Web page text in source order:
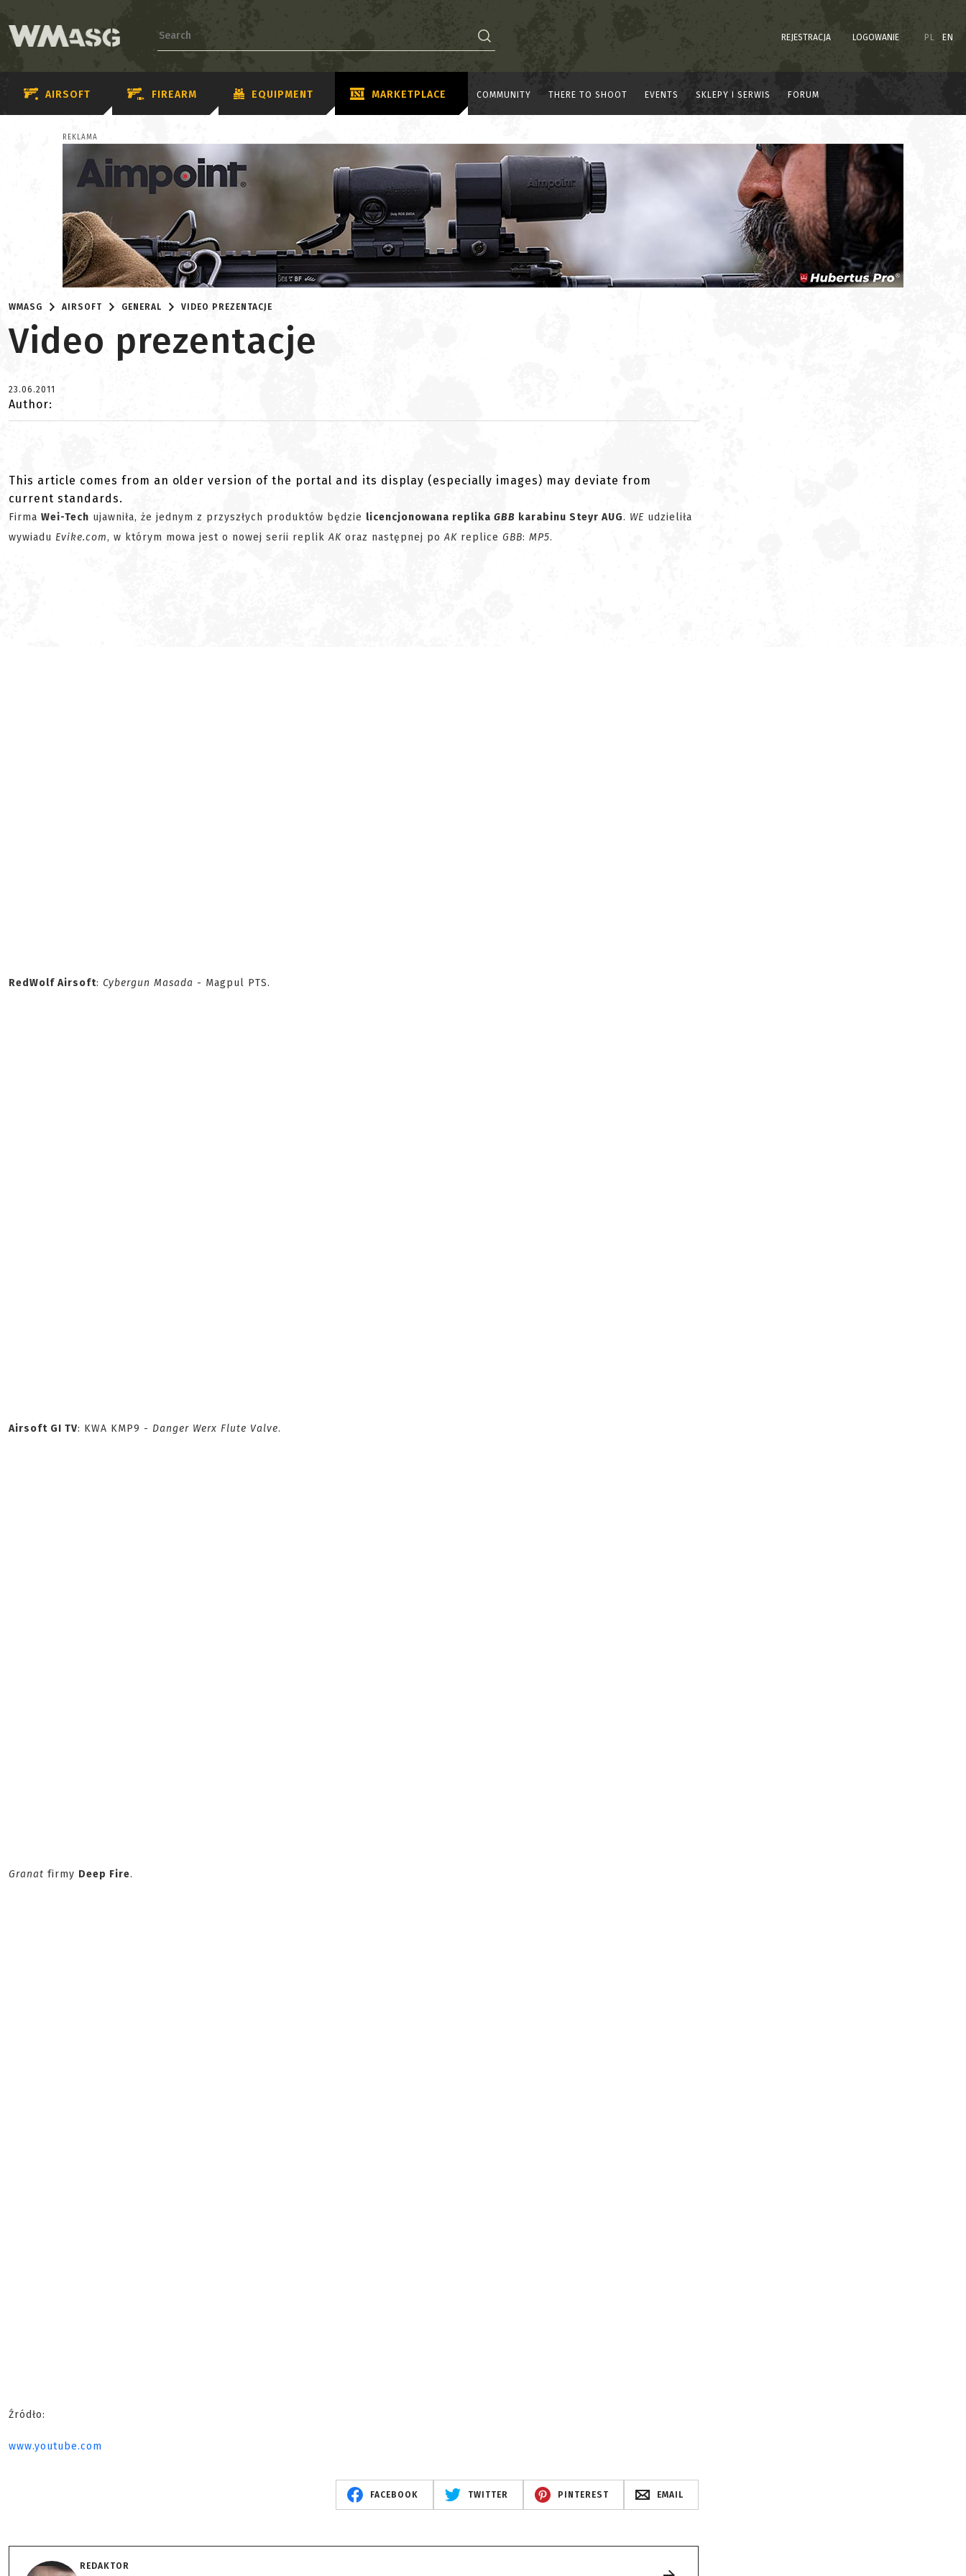
REJESTRACJA LOGOWANIE PL EN
AIRSOFT FIREARM EQUIPMENT MARKETPLACE COMMUNITY THERE TO SHOOT EVENTS SKLEPY I SERWIS FORUM
REKLAMA
WMASG AIRSOFT GENERAL VIDEO PREZENTACJE
Video prezentacje
23.06.2011
Author:
This article comes from an older version of the portal and its display (especially images) may deviate from
current standards.
Firma Wei-Tech ujawniła, że jednym z przyszłych produktów będzie licencjonowana replika GBB karabinu Steyr AUG. WE udzieliła
wywiadu Evike.com, w którym mowa jest o nowej serii replikAK oraz następnej poAK replice GBB: MP5.
RedWolf Airsoft: Cybergun Masada - Magpul PTS.
Airsoft GI TV: KWA KMP9 - Danger Werx Flute Valve.
Granat firmy Deep Fire.
Źródło:
www.youtube.com
FACEBOOK TWITTER PINTEREST EMAIL
REDAKTOR